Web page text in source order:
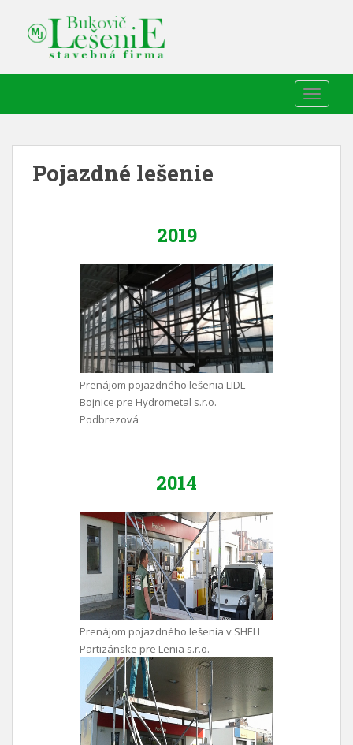
Pojazdné lešenie
2019
Prenájom pojazdného lešenia LIDL
Bojnice pre Hydrometal s.r.o.
Podbrezová
2014
Prenájom pojazdného lešenia v SHELL
Partizánske pre Lenia s.r.o.